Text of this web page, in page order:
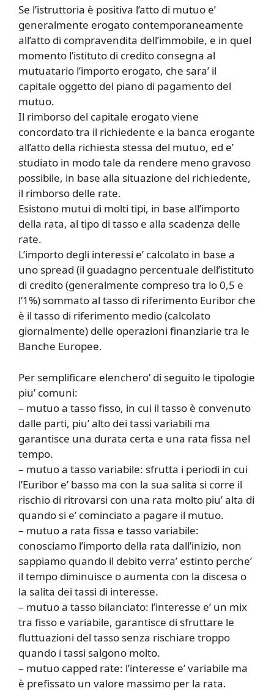
Se l’istruttoria è positiva l’atto di mutuo e’
generalmente erogato contemporaneamente
all’atto di compravendita dell’immobile, e in quel
momento l’istituto di credito consegna al
mutuatario l’importo erogato, che sara’ il
capitale oggetto del piano di pagamento del
mutuo.
Il rimborso del capitale erogato viene
concordato tra il richiedente e la banca erogante
all’atto della richiesta stessa del mutuo, ed e’
studiato in modo tale da rendere meno gravoso
possibile, in base alla situazione del richiedente,
il rimborso delle rate.
Esistono mutui di molti tipi, in base all’importo
della rata, al tipo di tasso e alla scadenza delle
rate.
L’importo degli interessi e’ calcolato in base a
uno spread (il guadagno percentuale dell’istituto
di credito (generalmente compreso tra lo 0,5 e
l’1%) sommato al tasso di riferimento Euribor che
è il tasso di riferimento medio (calcolato
giornalmente) delle operazioni finanziarie tra le
Banche Europee.
Per semplificare elenchero’ di seguito le tipologie
piu’ comuni:
– mutuo a tasso fisso, in cui il tasso è convenuto
dalle parti, piu’ alto dei tassi variabili ma
garantisce una durata certa e una rata fissa nel
tempo.
– mutuo a tasso variabile: sfrutta i periodi in cui
l’Euribor e’ basso ma con la sua salita si corre il
rischio di ritrovarsi con una rata molto piu’ alta di
quando si e’ cominciato a pagare il mutuo.
– mutuo a rata fissa e tasso variabile:
conosciamo l’importo della rata dall’inizio, non
sappiamo quando il debito verra’ estinto perche’
il tempo diminuisce o aumenta con la discesa o
la salita dei tassi di interesse.
– mutuo a tasso bilanciato: l’interesse e’ un mix
tra fisso e variabile, garantisce di sfruttare le
fluttuazioni del tasso senza rischiare troppo
quando i tassi salgono molto.
– mutuo capped rate: l’interesse e’ variabile ma
è prefissato un valore massimo per la rata.